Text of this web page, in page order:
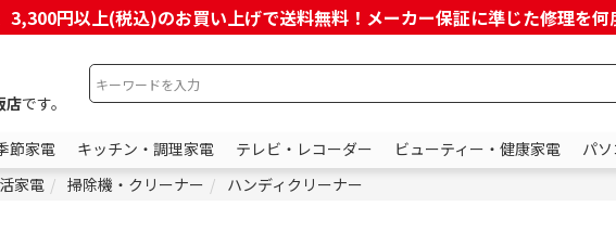
3,300円以上(税込)のお買い上げで送料無料！メーカー保証に準じた修理を何
店です。
節家電 キッチン・調理家電 テレビ・レコーダー ビューティー・健康家電 パ
家電 掃除機・クリーナー ハンディクリーナー